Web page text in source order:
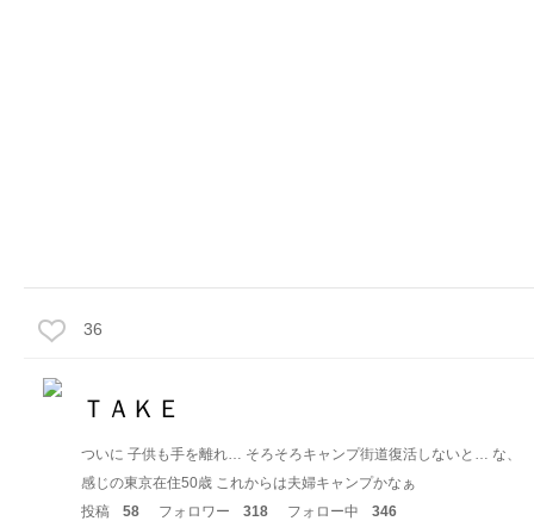
36
ＴＡＫＥ
ついに 子供も手を離れ… そろそろキャンプ街道復活しないと… な、
感じの東京在住50歳 これからは夫婦キャンプかなぁ
投稿
58 フォロワー 318 フォロー中 346